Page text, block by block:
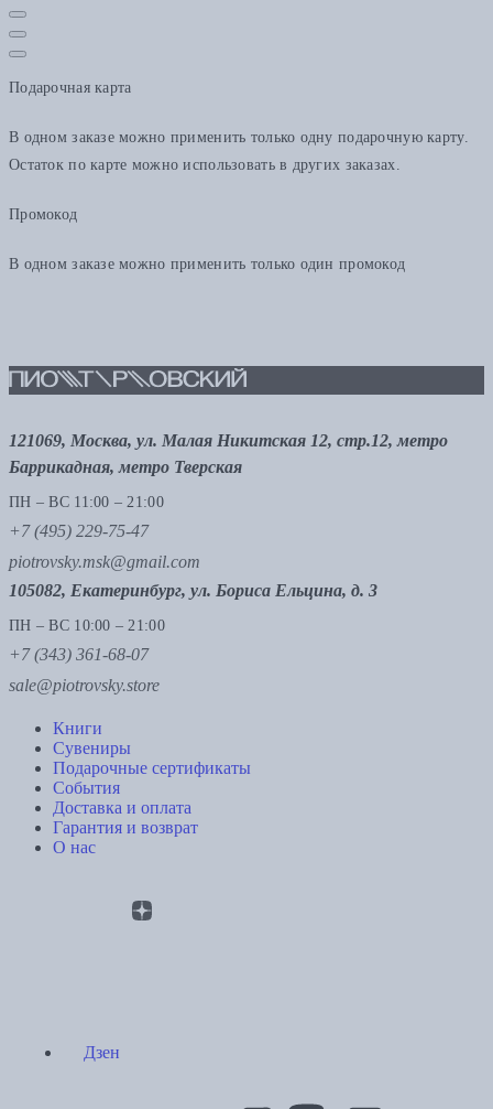
Подарочная карта
В одном заказе можно применить только одну подарочную карту.
Остаток по карте можно использовать в других заказах.
Промокод
В одном заказе можно применить только один промокод
121069, Москва, ул. Малая Никитская 12, стр.12, метро
Баррикадная, метро Тверская
ПН – ВС 11:00 – 21:00
+7 (495) 229-75-47
piotrovsky.msk@gmail.com
105082, Екатеринбург, ул. Бориса Ельцина, д. 3
ПН – ВС 10:00 – 21:00
+7 (343) 361-68-07
sale@piotrovsky.store
Книги
Сувениры
Подарочные сертификаты
События
Доставка и оплата
Гарантия и возврат
О нас
Дзен